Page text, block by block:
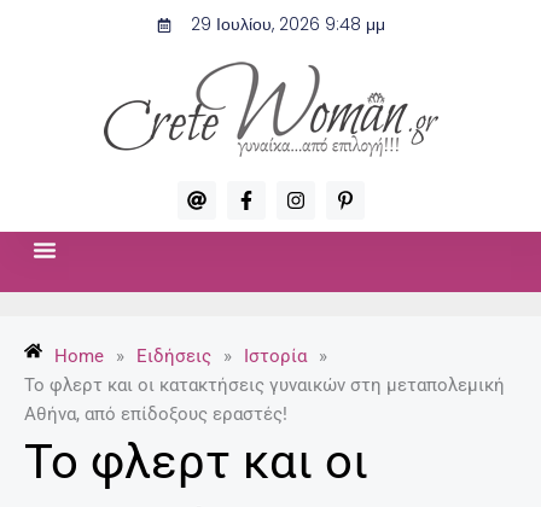
29 Ιουλίου, 2026 9:48 μμ
A
t
F
a
c
-
f
I
n
s
m
P
i
n
p
Home » Ειδήσεις » Ιστορία
»
Το φλερτ και οι κατακτήσεις γυναικών στη μεταπολεμική
Αθήνα, από επίδοξους εραστές!
Το φλερτ και οι